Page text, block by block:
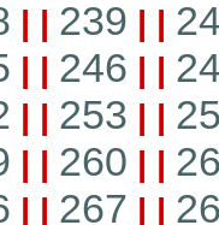
| | 239 | |
| | 246 | |
| | 253 | |
| | 260 | |
| | 267 | |